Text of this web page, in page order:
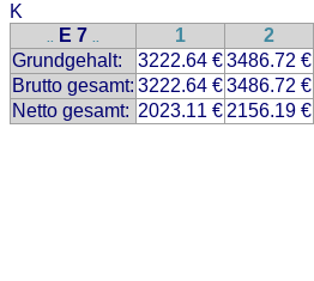
K
.. E 7 .. 1 2
Grundgehalt:
3222.64 €3486.72 €
Brutto gesamt: 3222.64 €3486.72 €
Netto gesamt: 2023.11 € 2156.19 €